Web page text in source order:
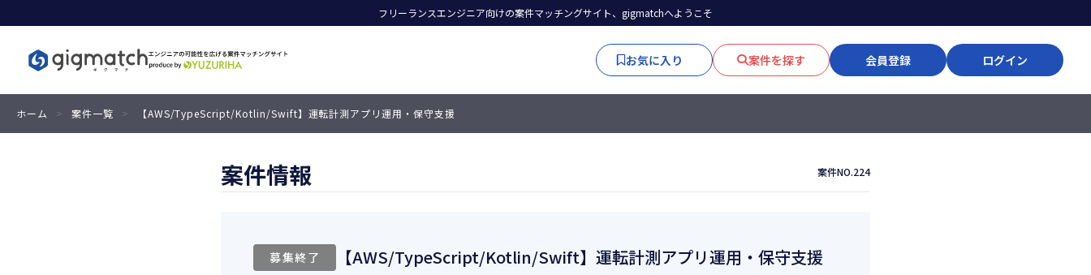
フリーランスエンジニア向けの案件マッチングサイト、gigmatchへようこそ
お気に入り 案件を探す 会員登録 ログイン
ホーム > 案件一覧 > 【AWS/TypeScript/Kotlin/Swift】運転計測アプリ運用・保守支援
案件情報 案件NO.224
募集終了 【AWS/TypeScript/Kotlin/Swift】運転計測アプリ運用・保守支援